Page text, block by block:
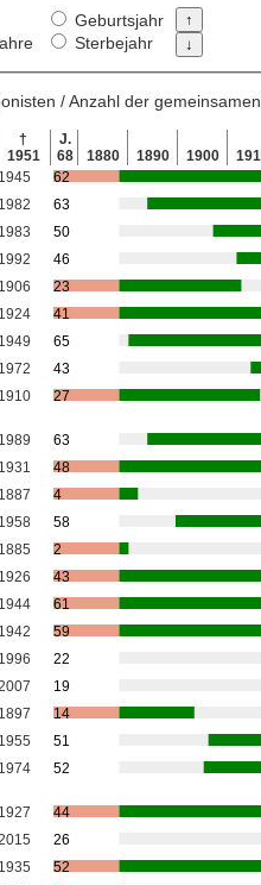
Geburtsjahr
Sterbejahr
/ Anzahl der
†
1951
J.
68
1880 1890 1900
1945
62
1982
63
1983
50
1992
46
1906
23
1924
41
1949
65
1972
43
1910 27
1989
63
1931
48
1887
4
1958
58
1885
2
1926
43
1944
61
1942
59
1996
22
19
1897
14
1955
51
1974 52
1927
44
26
1935
52